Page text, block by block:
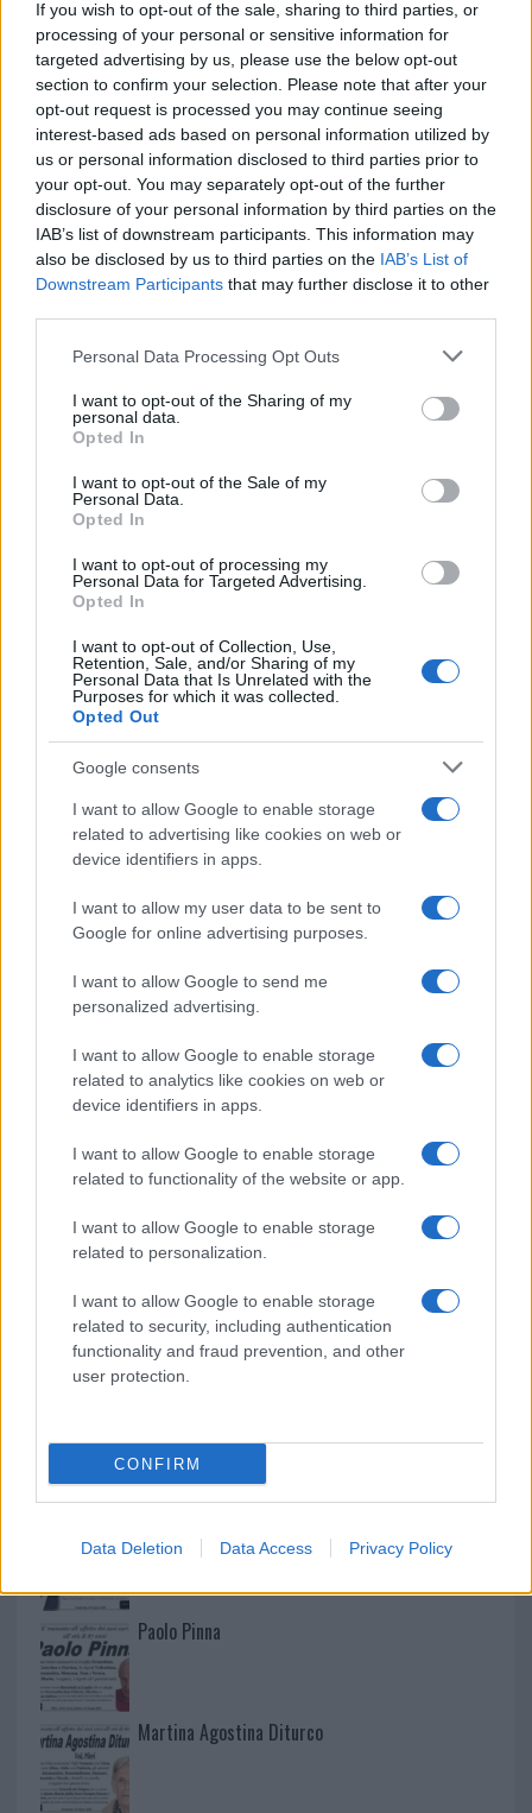
If you wish to opt-out of the sale, sharing to third parties, or
processing of your personal or sensitive information for
targeted advertising by us, please use the below opt-out
section to confirm your selection. Please note that after your
opt-out request is processed you may continue seeing
interest-based ads based on personal information utilized by
us or personal information disclosed to third parties prior to
your opt-out. You may separately opt-out of the further
disclosure of your personal information by third parties on the
IAB’s list of downstream participants. This information may
also be disclosed by us to third parties on the IAB’s List of
Downstream Participants that may further disclose it to other
Please note that this website/app uses one or more Google
not limited to your visit or usage behaviour. You may click to
grant or deny consent to Google and its third-party tags to
use your data for below specified purposes in below Google
consent section.
Personal Data Processing Opt Outs
I want to opt-out of the Sharing of my
personal data.
Opted In
I want to opt-out of the Sale of my
Personal Data.
Opted In
I want to opt-out of processing my
Personal Data for Targeted Advertising.
Opted In
I want to opt-out of Collection, Use,
Retention, Sale, and/or Sharing of my
Personal Data that Is Unrelated with the
Purposes for which it was collected.
Opted Out
Google consents
I want to allow Google to enable storage
related to advertising like cookies on web or
device identifiers in apps.
I want to allow my user data to be sent to
Google for online advertising purposes.
I want to allow Google to send me
personalized advertising.
I want to allow Google to enable storage
related to analytics like cookies on web or
device identifiers in apps.
I want to allow Google to enable storage
related to functionality of the website or app.
I want to allow Google to enable storage
related to personalization.
I want to allow Google to enable storage
related to security, including authentication
functionality and fraud prevention, and other
user protection.
CONFIRM
Data Deletion Data Access Privacy Policy
Ricevi le nostre ultime news
daGoogle News
Condividi l'articolo
F
a
ce
b
o
o
k
T
w
it
te
r
Pi
n
te
re
st
W
h
at
s
A
p
S
h
a
re
Articolo precedente
Prossimo articolo
NOTIZIE RECENTI
Michelle Hunziker in Gallura, bella anche dal
accoglienza minori chiude
Olbia, divieto di sosta contro spaccio e degrado:
esplode la protesta
Pausa caffè impeccabile: come scegliere la
soluzione ideale per la casa e l’ufficio
Monte Pino, la fine di un lungo dolore: storia e
Raid nelle campagne di Berchidda, rischio per
la rete elettrica
Monte Pino, via i cancelli del cantiere: la Gallura
ritrova la strada
NECROLOGIE
Paolo Pinna
Martina Agostina Diturco